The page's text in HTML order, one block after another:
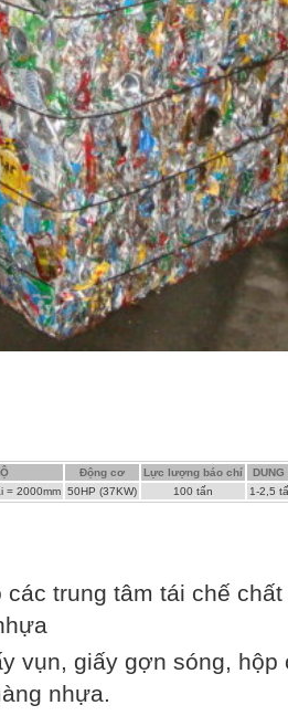
Động cơ Lực lượng báo chí
DUNG
= 2000mm 50HP (37KW) 100 tấn 1-2,5
trung tâm tái chế
vụn, giấy gợn sóng,
nhựa.